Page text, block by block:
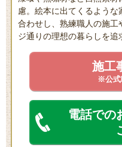
慮。絵本に出てくるよう
合わせし、熟練職人の施工
ジ通りの理想の暮らしを追
施工
※公式
電話での